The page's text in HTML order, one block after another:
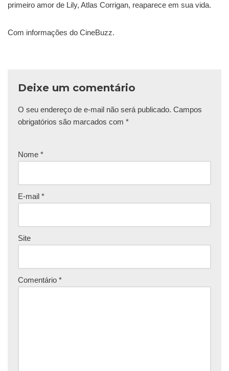
primeiro amor de Lily, Atlas Corrigan, reaparece em sua vida.
Com informações do CineBuzz.
Deixe um comentário
O seu endereço de e-mail não será publicado. Campos
obrigatórios são marcados com *
Nome *
E-mail *
Site
Comentário *